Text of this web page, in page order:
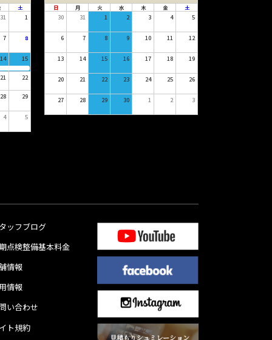
土
31 1
7 8
14 15
21 22
28 29
4 5
日 月 火 水 木 金 土
30 31 1 2 3 4 5
6 7 8 9 10 11 12
13 14 15 16 17 18 19
20 21 22 23 24 25 26
27 28 29 30 1 2 3
ッフブログ
点検整備基本料金
情報
情報
い合わせ
ト規約